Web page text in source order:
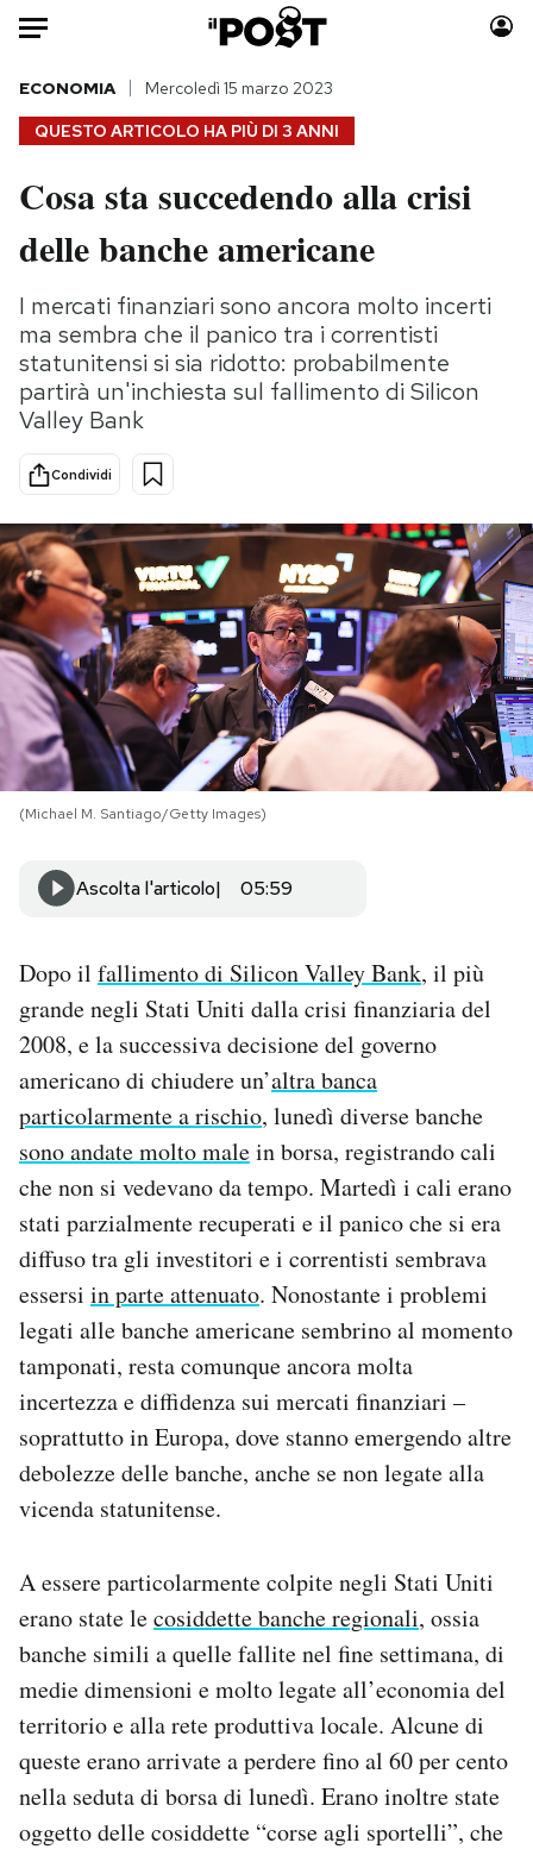
Auto
HOME
Italia
Politica
Tecnologia
Internet
Scienza
Cultura
Economia
Sport
Moda
Consumismi
Storie/Idee
Ok Boomer!
Media
Europa
PODCAST
NEWSLETTER
I MIEI PREFERITI
SHOP
CALENDARIO
AREA PERSONALE
Area Personale
Newsletter
Notifiche mobile
Regala il Post
Hai bisogno di aiuto?
QUESTO ARTICOLO HA PIÙ DI 3 ANNI
ECONOMIA Mercoledì 15 marzo 2023
Cosa sta succedendo alla crisi
delle banche americane
I mercati finanziari sono ancora molto incerti
ma sembra che il panico tra i correntisti
statunitensi si sia ridotto: probabilmente
partirà un'inchiesta sul fallimento di Silicon
Valley Bank
Condividi
(Michael M. Santiago/Getty Images)
Ascolta l'articolo 05:59
Dopo il fallimento di Silicon Valley Bank, il più
grande negli Stati Uniti dalla crisi finanziaria del
2008, e la successiva decisione del governo
americano di chiudere un’altra banca
particolarmente a rischio, lunedì diverse banche
sono andate molto malein borsa, registrando cali
che non si vedevano da tempo. Martedì i cali erano
stati parzialmente recuperati e il panico che si era
diffuso tra gli investitori e i correntisti sembrava
essersi in parte attenuato. Nonostante i problemi
legati alle banche americane sembrino al momento
tamponati, resta comunque ancora molta
incertezza e diffidenza sui mercati finanziari –
soprattutto in Europa, dove stanno emergendo altre
debolezze delle banche, anche se non legate alla
vicenda statunitense.
A essere particolarmente colpite negli Stati Uniti
erano state lecosiddette banche regionali, ossia
banche simili a quelle fallite nel fine settimana, di
medie dimensioni e molto legate all’economia del
territorio e alla rete produttiva locale. Alcune di
queste erano arrivate a perdere fino al 60 per cento
nella seduta di borsa di lunedì. Erano inoltre state
oggetto delle cosiddette “corse agli sportelli”, che